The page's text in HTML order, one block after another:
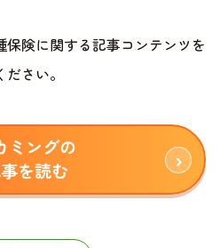
保険に関する記事コンテンツを
さい。
ミングの
を読む